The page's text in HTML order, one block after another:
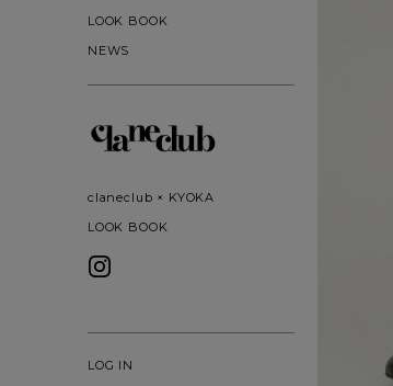
LOOK BOOK
NEWS
claneclub × KYOKA
LOOK BOOK
LOG IN